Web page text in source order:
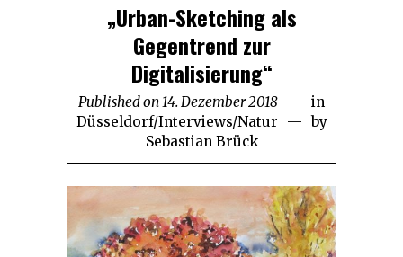
„Urban-Sketching als
Gegentrend zur
Digitalisierung“
Published on14. Dezember 2018 16.
Dezember
in
Düsseldorf/Interviews/Natur
by
Sebastian Brück